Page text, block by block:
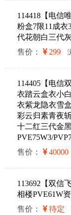
114418【电信
粉盒7限11成衣
代花朝白三代
售价：
299
114405【电信
衣踏云盒衣小
衣紫龙隐衣雪
彩云归素青夜
十二红三代金
PVE75W3/
售价：
40000
113692【双信
相楼PVE61W
售价：
待定